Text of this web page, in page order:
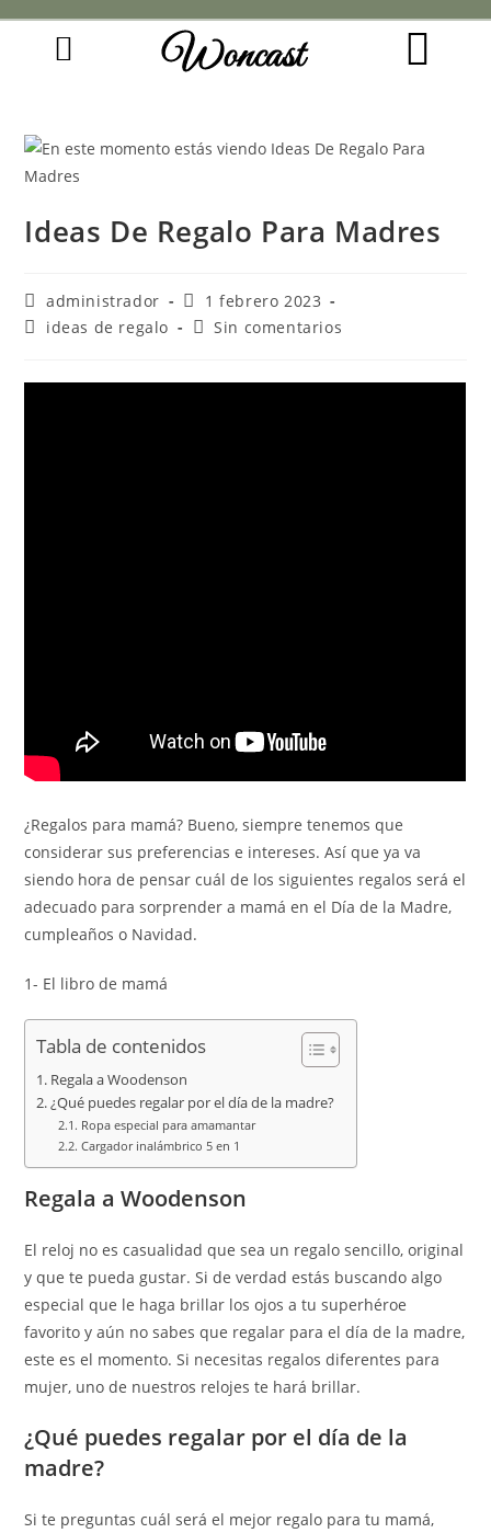
Woncast
Ideas De Regalo Para Madres
administrador
1 febrero 2023
ideas de regalo
Sin comentarios
¿Regalos para mamá? Bueno, siempre tenemos que
considerar sus preferencias e intereses. Así que ya va
siendo hora de pensar cuál de los siguientes regalos será el
adecuado para sorprender a mamá en el Día de la Madre,
cumpleaños o Navidad.
1- El libro de mamá
Tabla de contenidos
Regala a Woodenson
¿Qué puedes regalar por el día de la madre?
Ropa especial para amamantar
Cargador inalámbrico 5 en 1
Regala a Woodenson
El reloj no es casualidad que sea un regalo sencillo, original
y que te pueda gustar. Si de verdad estás buscando algo
especial que le haga brillar los ojos a tu superhéroe
favorito y aún no sabes que regalar para el día de la madre,
este es el momento. Si necesitas regalos diferentes para
mujer, uno de nuestros relojes te hará brillar.
¿Qué puedes regalar por el día de la
madre?
Si te preguntas cuál será el mejor regalo para tu mamá,